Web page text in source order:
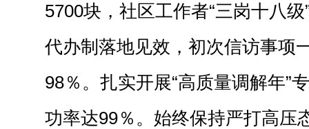
5700块，社区工作者“三岗十八
代办制落地见效，初次信访事项
98％。扎实开展“高质量调解年”
功率达99％。始终保持严打高压